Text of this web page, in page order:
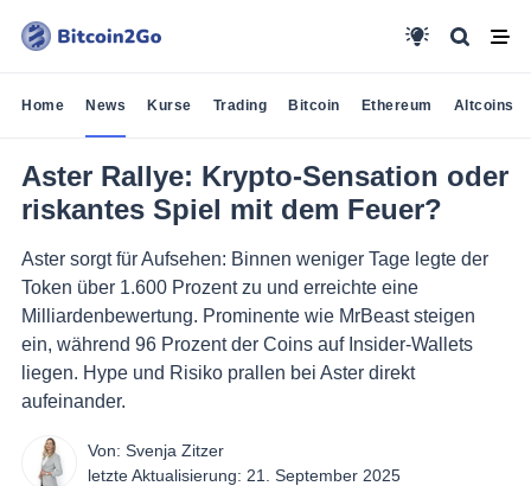
Home News Kurse Trading Bitcoin Ethereum Altcoins
Aster Rallye: Krypto-Sensation oder
riskantes Spiel mit dem Feuer?
Aster sorgt für Aufsehen: Binnen weniger Tage legte der
Token über 1.600 Prozent zu und erreichte eine
Milliardenbewertung. Prominente wie MrBeast steigen
ein, während 96 Prozent der Coins auf Insider-Wallets
liegen. Hype und Risiko prallen bei Aster direkt
aufeinander.
Von: Svenja Zitzer
letzte Aktualisierung: 21. September 2025